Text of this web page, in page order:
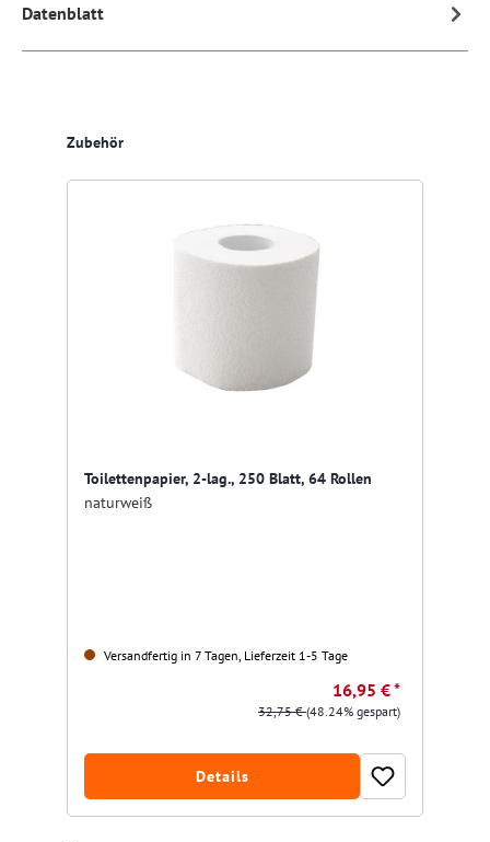
Datenblatt
Produktgalerie überspringen
Zubehör
Toilettenpapier, 2-lag., 250 Blatt, 64 Rollen
naturweiß
Versandfertig in 7 Tagen, Lieferzeit 1-5 Tage
16,95 € *
32,75 €(48.24% gespart)
Details